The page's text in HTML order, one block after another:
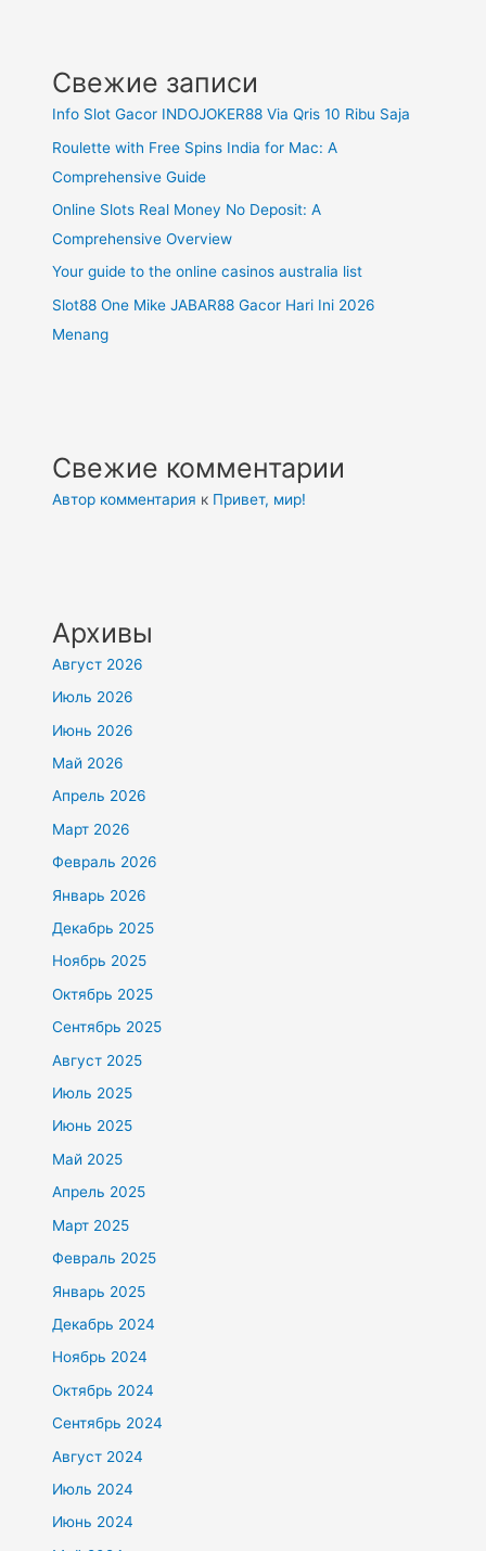
Свежие записи
Info Slot Gacor INDOJOKER88 Via Qris 10 Ribu Saja
Roulette with Free Spins India for Mac: A
Comprehensive Guide
Online Slots Real Money No Deposit: A
Comprehensive Overview
Your guide to the online casinos australia list
Slot88 One Mike JABAR88 Gacor Hari Ini 2026
Menang
Свежие комментарии
Автор комментария к Привет, мир!
Архивы
Август 2026
Июль 2026
Июнь 2026
Май 2026
Апрель 2026
Март 2026
Февраль 2026
Январь 2026
Декабрь 2025
Ноябрь 2025
Октябрь 2025
Сентябрь 2025
Август 2025
Июль 2025
Июнь 2025
Май 2025
Апрель 2025
Март 2025
Февраль 2025
Январь 2025
Декабрь 2024
Ноябрь 2024
Октябрь 2024
Сентябрь 2024
Август 2024
Июль 2024
Июнь 2024